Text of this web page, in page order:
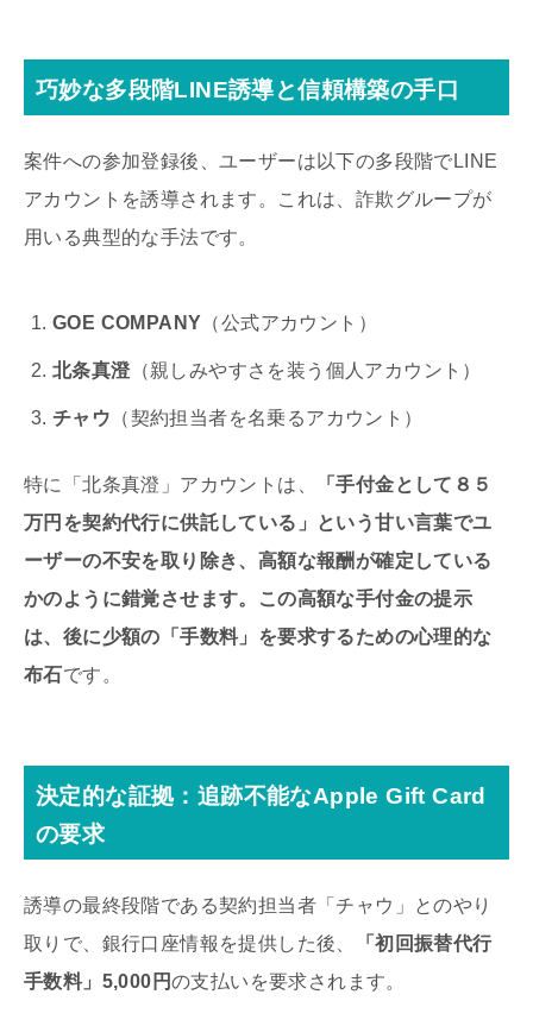
巧妙な多段階LINE誘導と信頼構築の手口
案件への参加登録後、ユーザーは以下の多段階でLINE
アカウントを誘導されます。これは、詐欺グループが
用いる典型的な手法です。
GOE COMPANY （公式アカウント）
北条真澄 （親しみやすさを装う個人アカウント）
チャウ （契約担当者を名乗るアカウント）
特に「北条真澄」アカウントは、
「手付金として８５
万円を契約代行に供託している」という甘い言葉でユ
ーザーの不安を取り除き、高額な報酬が確定している
かのように錯覚させます。この高額な手付金の提示
は、後に少額の「手数料」を要求するための心理的な
布石です。
決定的な証拠：追跡不能なApple Gift Card
の要求
誘導の最終段階である契約担当者「チャウ」とのやり
取りで、銀行口座情報を提供した後、
「初回振替代行
手数料」5,000円の支払いを要求されます。